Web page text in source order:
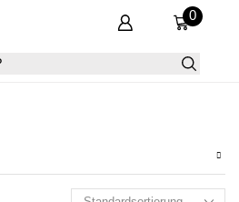
0